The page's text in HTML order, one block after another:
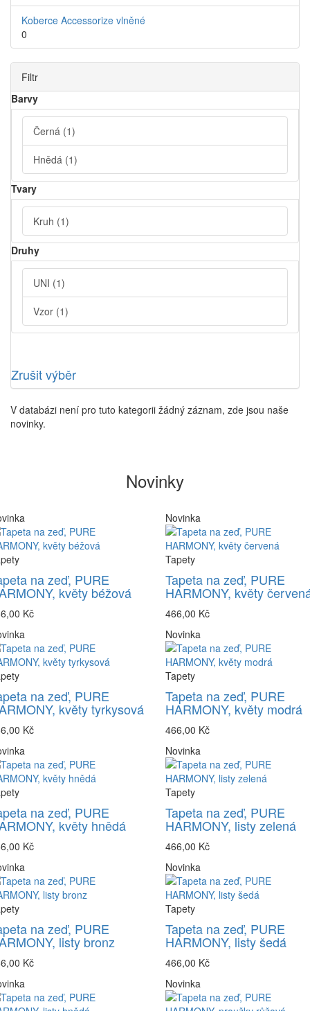
Koberce Accessorize vlněné
0
Filtr
Barvy
Černá (1)
Hnědá (1)
Tvary
Kruh (1)
Druhy
UNI (1)
Vzor (1)
Zrušit výběr
V databázi není pro tuto kategorii žádný záznam, zde jsou naše
novinky.
Novinky
na zeď, PURE
květy béžová
Kč
Novinka
Tapety
Tapeta na zeď, PURE
HARMONY, květy
466,00 Kč
na zeď, PURE
květy tyrkysová
Kč
Novinka
Tapety
Tapeta na zeď, PURE
HARMONY, květy modrá
466,00 Kč
na zeď, PURE
květy hnědá
Kč
Novinka
Tapety
Tapeta na zeď, PURE
HARMONY, listy zelená
466,00 Kč
na zeď, PURE
listy bronz
Kč
Novinka
Tapety
Tapeta na zeď, PURE
HARMONY, listy šedá
466,00 Kč
Novinka